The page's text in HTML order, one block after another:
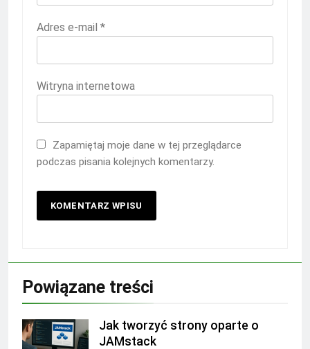
Adres e-mail *
Witryna internetowa
Zapamiętaj moje dane w tej przeglądarce
podczas pisania kolejnych komentarzy.
Powiązane treści
Jak tworzyć strony oparte o
JAMstack